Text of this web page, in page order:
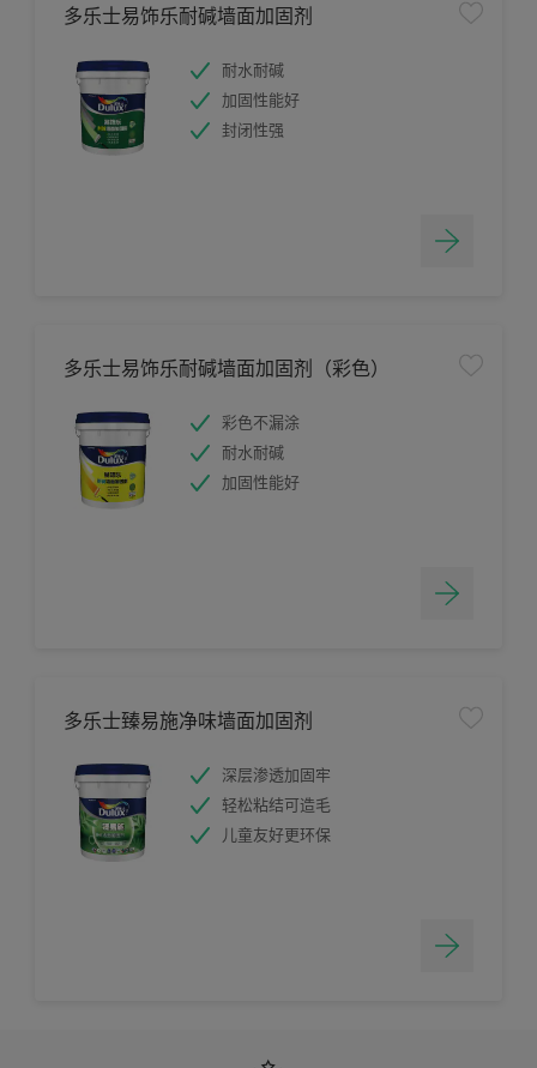
多乐士易饰乐耐碱墙面加固剂
耐水耐碱
加固性能好
封闭性强
多乐士易饰乐耐碱墙面加固剂（彩色）
彩色不漏涂
耐水耐碱
加固性能好
多乐士臻易施净味墙面加固剂
深层渗透加固牢
轻松粘结可造毛
儿童友好更环保